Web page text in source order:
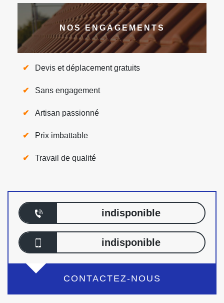
NOS ENGAGEMENTS
Devis et déplacement gratuits
Sans engagement
Artisan passionné
Prix imbattable
Travail de qualité
indisponible
indisponible
CONTACTEZ-NOUS